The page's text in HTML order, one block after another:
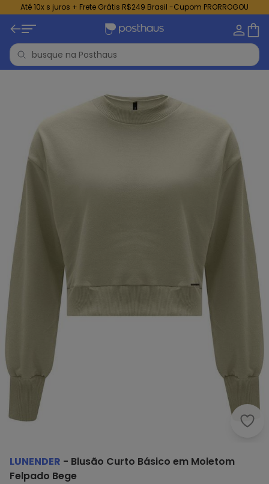
Até 10x s juros + Frete Grátis R$249 Brasil -Cupom PRORROGOU
LUNENDER - Blusão Curto Básico em Moletom
Felpado Bege